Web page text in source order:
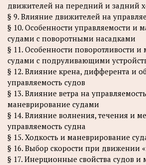
движителей на передний и задний
§ 9. Влияние движителей на
§ 10. Особенности управляемости и
судами с поворотными насадками
§ 11. Особенности поворотливости
судами с подруливающими
§ 12. Влияние крена, дифферента и
управляемость судов
§ 13. Влияние ветра на
маневрирование судами
§ 14. Влияние волнения, течения и
управляемость судна
§ 15. Ходкость и маневрирование
§ 16. Выбор скорости при движении
§ 17. Инерционные свойства судов и